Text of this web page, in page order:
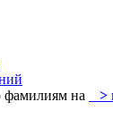
фамилиям на
>